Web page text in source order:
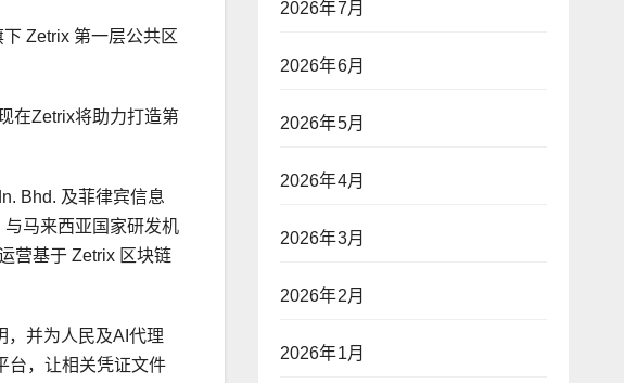
Zetrix 第一层公共区
在Zetrix将助力打造第
Bhd. 及菲律宾信息
与马来西亚国家研发机
营基于 Zetrix 区块链
，并为人民及AI代理
台，让相关凭证文件
2026年7月
2026年6月
2026年5月
2026年4月
2026年3月
2026年2月
2026年1月